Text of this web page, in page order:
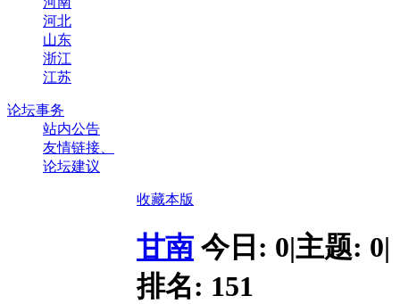
河北
山东
浙江
江苏
论坛事务
站内公告
友情链接、
论坛建议
收藏本版
甘南 今日: 0|主题: 0|
排名: 151